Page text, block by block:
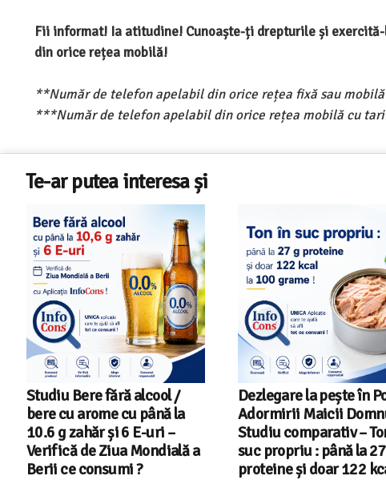
Fii informat! Ia atitudine! Cunoaște-ți drepturile și
din orice rețea mobilă!
**Număr de telefon apelabil din orice rețea fixă sau
***Număr de telefon apelabil din orice rețea mobilă cu
Te-ar putea interesa și
Dezlegare la pește în Postul
Adormirii Maicii Domnului !
Studiu comparativ – Ton în
suc propriu : până la 27 g
proteine și doar 122 kcal la
Salariul minim in
2026 – Romania pe
din 22 in UE